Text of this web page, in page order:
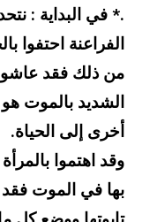
.* في البداية :
الفراعنة احتفوا
من ذلك فقد
الشديد بالموت
أخرى إلى الحياة.
وقد اهتموا
بها في الموت